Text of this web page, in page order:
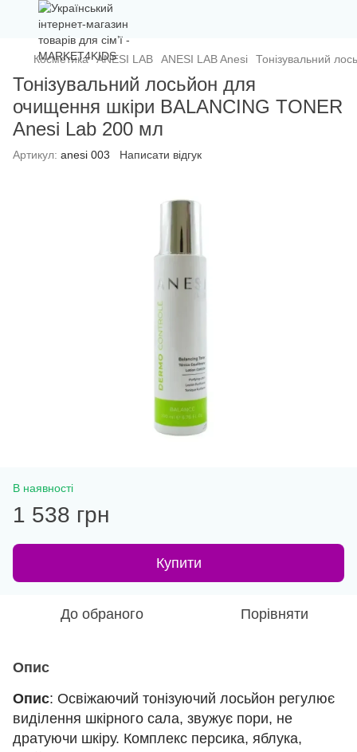
Косметика ANESI LAB ANESI LAB Anesi Тонізувальний
Тонізувальний лосьйон для
очищення шкіри BALANCING TONER
Anesi Lab 200 мл
Артикул: anesi 003 Написати відгук
В наявності
1 538 грн
Купити
До обраного Порівняти
Опис
Опис: Освіжаючий тонізуючий лосьйон регулює
виділення шкірного сала, звужує пори, не
дратуючи шкіру. Комплекс персика, яблука,